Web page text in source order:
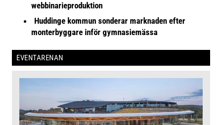
webbinarieproduktion
Huddinge kommun sonderar marknaden efter
monterbyggare inför gymnasiemässa
EVENTARENAN